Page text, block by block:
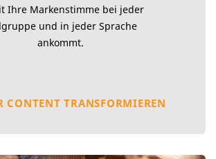
Ihre Markenstimme bei jeder
und in jeder Sprache
ankommt.
CONTENT TRANSFORMIEREN